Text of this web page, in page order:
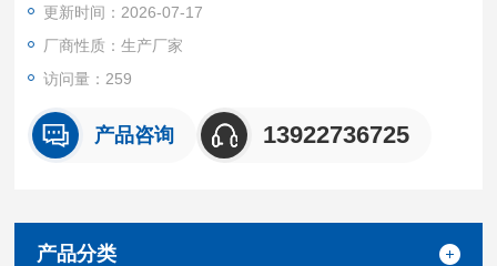
燥、校准等工作程序的工业在线过程分析仪。
更新时间：2026-07-17
厂商性质：生产厂家
访问量：259
产品咨询 13922736725
产品分类